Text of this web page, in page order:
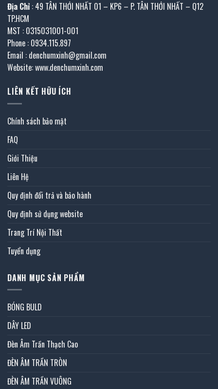
Địa Chỉ : 49 TÂN THỚI NHẤT 01 – KP6 – P. TÂN THỚI NHẤT – Q12
TP.HCM
MST : 0315031001-001
Phone : 0934.115.897
Email : denchumxinh@gmail.com
Website: www.denchumxinh.com
LIÊN KẾT HỮU ÍCH
Chính sách bảo mật
FAQ
Giới Thiệu
Liên Hệ
Quy định đổi trả và bảo hành
Quy định sử dụng website
Trang Trí Nội Thất
Tuyển dụng
DANH MỤC SẢN PHẨM
BÓNG BULD
DÂY LED
Đèn Âm Trần Thạch Cao
ĐÈN ÂM TRẦN TRÒN
ĐÈN ÂM TRẦN VUÔNG